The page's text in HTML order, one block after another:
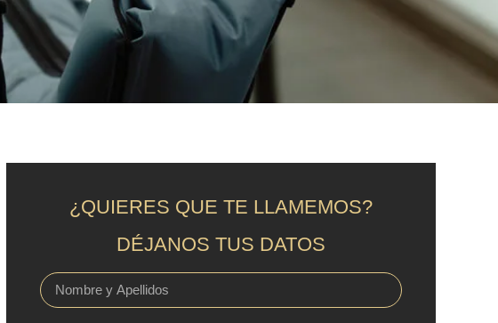
¿QUIERES QUE TE LLAMEMOS?
DÉJANOS TUS DATOS